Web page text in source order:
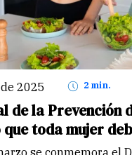
de 2025 2 min.
de la Prevención
toda mujer